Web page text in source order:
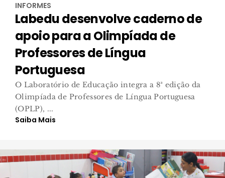
INFORMES
Labedu desenvolve caderno de
apoio para a Olimpíada de
Professores de Língua
Portuguesa
O Laboratório de Educação integra a 8ª edição da
Olimpíada de Professores de Língua Portuguesa
(OPLP), ...
Saiba Mais